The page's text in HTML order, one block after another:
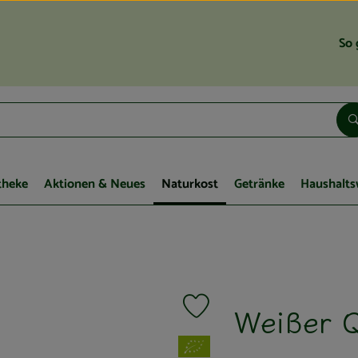
So
Aktionen & Neues Naturkost Getränke
Weißer
Produkt zu Favouriten hinzufügen
, Verband: